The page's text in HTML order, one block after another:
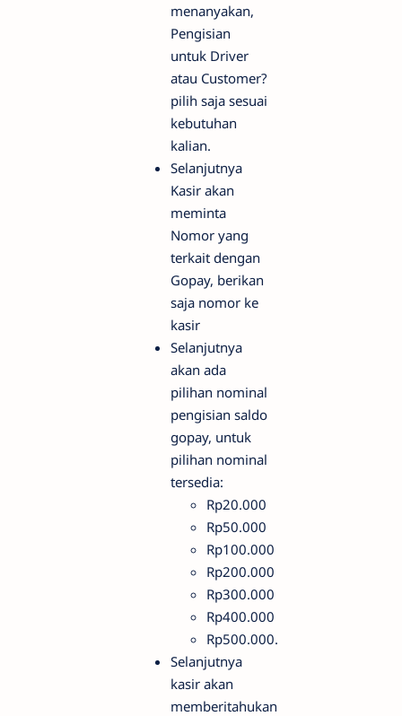
menanyakan,
Pengisian
untuk Driver
atau Customer?
pilih saja sesuai
kebutuhan
kalian.
Selanjutnya
Kasir akan
meminta
Nomor yang
terkait dengan
Gopay, berikan
saja nomor ke
kasir
Selanjutnya
akan ada
pilihan nominal
pengisian saldo
gopay, untuk
pilihan nominal
tersedia:
Rp20.000
Rp50.000
Rp100.000
Rp200.000
Rp300.000
Rp400.000
Rp500.000.
Selanjutnya
kasir akan
memberitahukan